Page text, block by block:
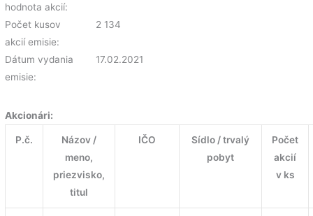
hodnota akcií:
Počet kusov
akcií emisie:
2 134
Dátum vydania
emisie:
17.02.2021
Akcionári:
P.č.
Názov /
meno,
priezvisko,
titul
IČO
Sídlo / trvalý
pobyt
Počet
akcií
v ks